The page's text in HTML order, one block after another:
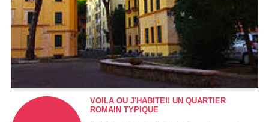
VOILA OU J'HABITE!! UN QUARTIER
ROMAIN TYPIQUE